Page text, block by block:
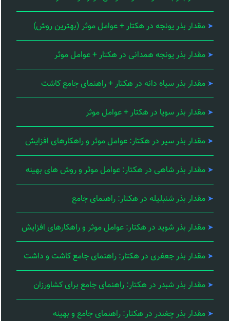
مقدار بذر یونجه در هکتار + عوامل موثر (بهترین روش)
مقدار بذر یونجه همدانی در هکتار + عوامل موثر
مقدار بذر سیاه دانه در هکتار + راهنمای جامع کاشت
مقدار بذر سویا در هکتار + عوامل موثر
مقدار بذر سیر در هکتار: عوامل موثر و راهکارهای افزایش
مقدار بذر شاهی در هکتار: عوامل موثر و روش های بهینه
مقدار بذر شنبلیله در هکتار: راهنمای جامع
مقدار بذر شوید در هکتار: عوامل موثر و راهکارهای افزایش
مقدار بذر جعفری در هکتار: راهنمای جامع کاشت و داشت
مقدار بذر شبدر در هکتار: راهنمای جامع برای کشاورزان
مقدار بذر چغندر در هکتار: راهنمای جامع و بهینه